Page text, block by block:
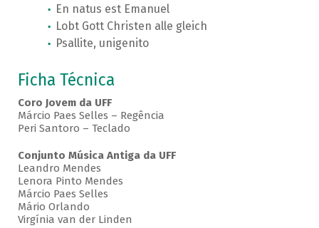
En natus est Emanuel
Lobt Gott Christen alle gleich
Psallite, unigenito
Ficha Técnica
Coro Jovem da UFF
Márcio Paes Selles – Regência
Peri Santoro – Teclado
Conjunto Música Antiga da UFF
Leandro Mendes
Lenora Pinto Mendes
Márcio Paes Selles
Mário Orlando
Virgínia van der Linden